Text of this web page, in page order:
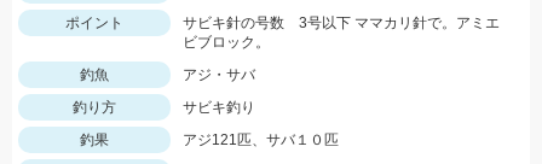
ポイント
サビキ針の号数 3号以下 ママカリ針で。アミエ
ビブロック。
釣魚
アジ・サバ
釣り方
サビキ釣り
釣果
アジ121匹、サバ１０匹